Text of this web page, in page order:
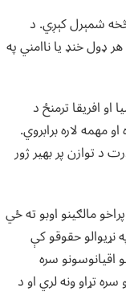
شمېرل کېږي. د
ډول خنډ یا ناامني په
افریقا ترمنځ د
مهمه لاره برابروي.
توازن پر بهیر ژور
مالګینو اوبو ته ځي
نړیوالو حقوقو کې
اقیانوسونو سره
تړاو ونه لري او د